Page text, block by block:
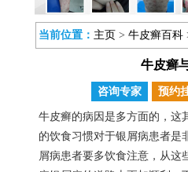
当前位置： 主页 > 牛皮癣百科
牛皮癣
咨询专家 预约
牛皮癣的病因是多方面的，这
的饮食习惯对于银屑病患者是
屑病患者要多饮食注意，从这